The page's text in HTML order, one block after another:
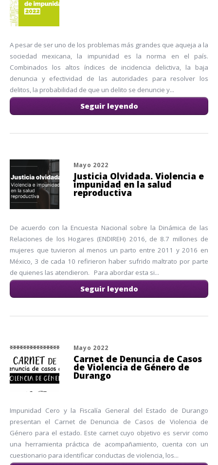
A pesar de ser uno de los problemas más grandes que aqueja a la
sociedad mexicana, la impunidad es la norma en el país.
Combinados los altos índices de incidencia delictiva, la baja
denuncia y efectividad de las autoridades para resolver los
delitos, la probabilidad de que un delito se denuncie y...
Seguir leyendo
Mayo 2022
Justicia Olvidada. Violencia e
impunidad en la salud
reproductiva
De acuerdo con la Encuesta Nacional sobre la Dinámica de las
Relaciones de los Hogares (ENDIREH) 2016, de 8.7 millones de
mujeres que tuvieron al menos un parto entre 2011 y 2016 en
México, 3 de cada 10 refirieron haber sufrido maltrato por parte
de quienes las atendieron. Para abordar esta si...
Seguir leyendo
Mayo 2022
Carnet de Denuncia de Casos
de Violencia de Género de
Durango
Impunidad Cero y la Fiscalía General del Estado de Durango
presentan el Carnet de Denuncia de Casos de Violencia de
Género para el estado. Este carnet cuyo objetivo es servir como
una herramienta práctica de acompañamiento, cuenta con un
cuestionario para identificar conductas de violencia, los...